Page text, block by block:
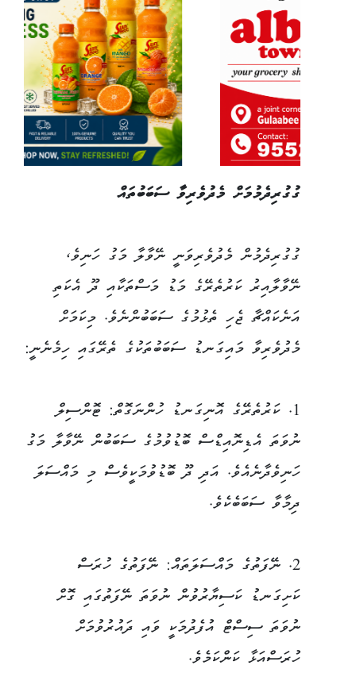
ގުގުރިދެމުމަށް މެދުވެރިވާ ސަބަބުތައް
ގުގުރިދެމުން މެދުވެރިވަނީ ނޭވާލާ މަގު ހަނިވެ،
ނޭވާލާއިރު ކަރުތެރޭގެ މަޑު މަސްތަކާއި ދޫ އެކަތި
އަނެކައްޗާ ޖެހި ތެޅުމުގެ ސަބަބުންނެވެ. މިކަމަށް
މެދުވެރިވާ މައިގަނޑު ސަބަބުތަކުގެ ތެރޭގައި ހިމެނެނީ:
1. ކަރުތެރޭގެ އޮނިގަނޑު ހުންނަގޮތް: ޓޮންސިލް
ނުވަތަ އެޑިނޮއިޑްސް ބޮޑުވުމުގެ ސަބަބުން ނޭވާލާ މަގު
ހަނިވެދާނެއެވެ. އަދި ދޫ ބޮޑުވުމަކީވެސް މި މައްސަލަ
ދިމާވާ ސަބަބެކެވެ.
2. ނޭފަތުގެ މައްސަލަތައް: ނޭފަތުގެ ހުރަސް
ކަށިގަނޑު ކަސިޔާރުވުން ނުވަތަ ނޭފަތުގައި ގޮށް
ނުވަތަ ސިސްޓް އުފެދުމަކީ ވައި ދައުރުވުމަށް
ހުރަސްއަޅާ ކަންކަމެވެ.